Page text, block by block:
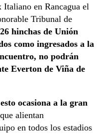
en Rancagua el
Tribunal de
hinchas de Unión
como ingresados a la
no podrán
Everton de Viña de
ocasiona a la gran
alientan
en todos los estadios